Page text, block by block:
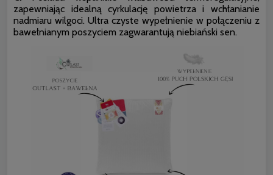
zapewniając idealną cyrkulację powietrza i wchłanianie
nadmiaru wilgoci. Ultra czyste wypełnienie w połączeniu z
bawełnianym poszyciem zagwarantują niebiański sen.